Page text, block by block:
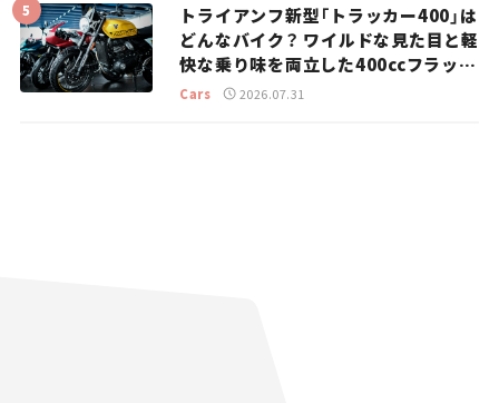
トライアンフ新型「トラッカー400」は
どんなバイク？ ワイルドな見た目と軽
快な乗り味を両立した400ccフラット
トラッカー【試乗レビュー】
Cars 2026.07.31